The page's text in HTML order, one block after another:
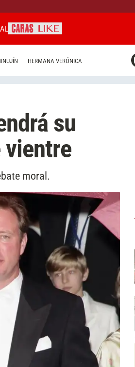
HERMANA VERÓNICA
su
moral.